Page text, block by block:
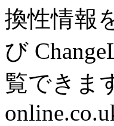
換性情報
び
覧できま